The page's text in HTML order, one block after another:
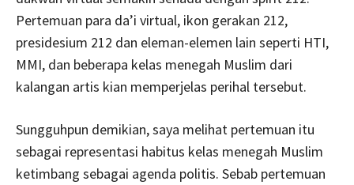
Pertemuan para da’i virtual, ikon gerakan 212,
presidesium 212 dan eleman-elemen lain seperti HTI,
MMI, dan beberapa kelas menegah Muslim dari
kalangan artis kian memperjelas perihal tersebut.
Sungguhpun demikian, saya melihat pertemuan itu
sebagai representasi habitus kelas menegah Muslim
ketimbang sebagai agenda politis. Sebab pertemuan